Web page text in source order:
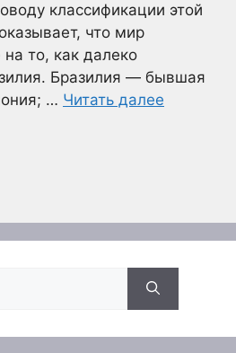
классификации этой
что мир
то, как далеко
Бразилия — бывшая
… Читать далее